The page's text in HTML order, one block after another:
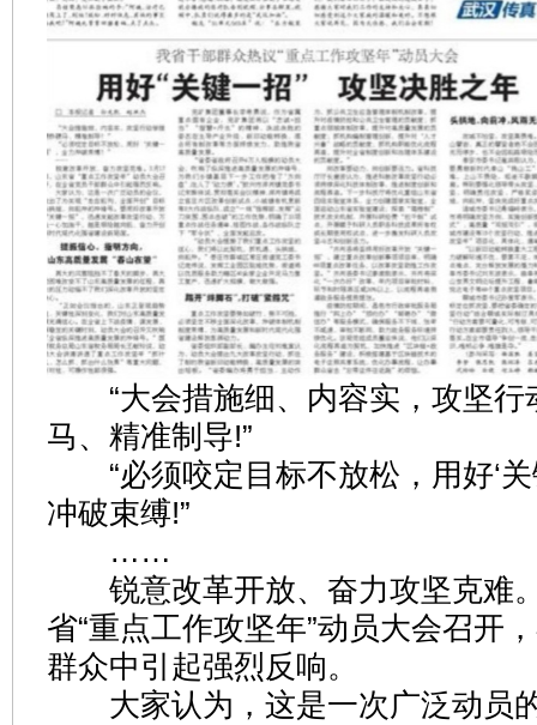
“大会措施细、内容实，攻坚行
马、精准制导!”
“必须咬定目标不放松，用好‘关
冲破束缚!”
……
锐意改革开放、奋力攻坚克难
省“重点工作攻坚年”动员大会召开
群众中引起强烈反响。
大家认为，这是一次广泛动员